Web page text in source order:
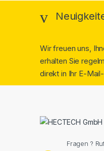
Wir freuen uns,
erhalten Sie
direkt in Ihr E-
Fragen ?